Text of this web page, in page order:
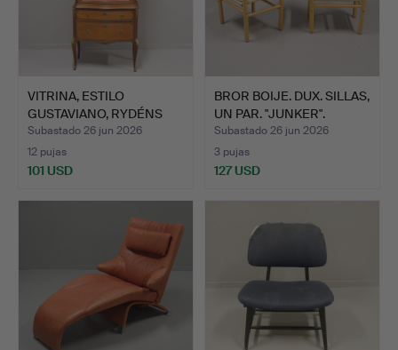
VITRINA, ESTILO
GUSTAVIANO, RYDÉNS
MÖBLER.
Subastado 26 jun 2026
12 pujas
101 USD
BROR BOIJE. DUX. SILLAS,
UN PAR. "JUNKER".
Subastado 26 jun 2026
3 pujas
127 USD